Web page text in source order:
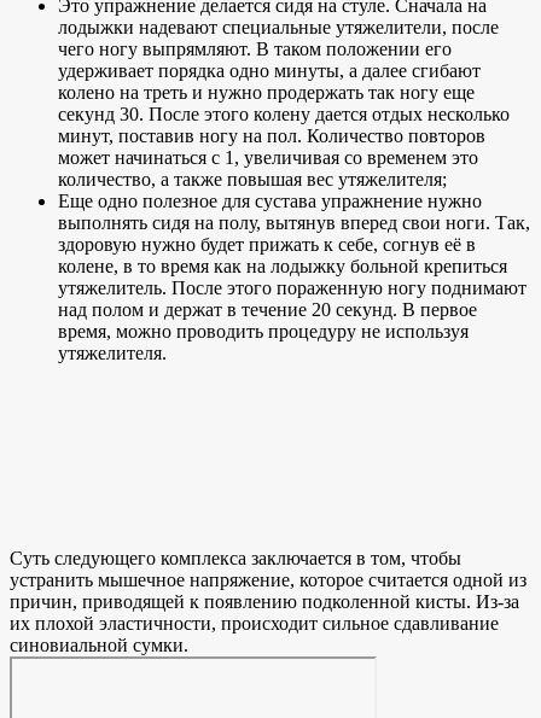
Это упражнение делается сидя на стуле. Сначала на
лодыжки надевают специальные утяжелители, после
чего ногу выпрямляют. В таком положении его
удерживает порядка одно минуты, а далее сгибают
колено на треть и нужно продержать так ногу еще
секунд 30. После этого колену дается отдых несколько
минут, поставив ногу на пол. Количество повторов
может начинаться с 1, увеличивая со временем это
количество, а также повышая вес утяжелителя;
Еще одно полезное для сустава упражнение нужно
выполнять сидя на полу, вытянув вперед свои ноги. Так,
здоровую нужно будет прижать к себе, согнув её в
колене, в то время как на лодыжку больной крепиться
утяжелитель. После этого пораженную ногу поднимают
над полом и держат в течение 20 секунд. В первое
время, можно проводить процедуру не используя
утяжелителя.
Суть следующего комплекса заключается в том, чтобы
устранить мышечное напряжение, которое считается одной из
причин, приводящей к появлению подколенной кисты. Из-за
их плохой эластичности, происходит сильное сдавливание
синовиальной сумки.